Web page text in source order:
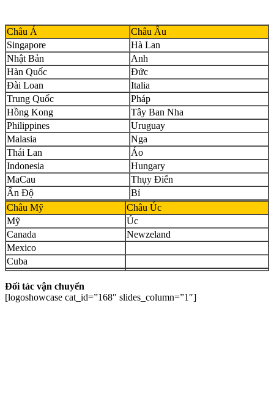
Châu Á
Châu Âu
Singapore
Hà Lan
Nhật Bản
Anh
Hàn Quốc
Đức
Đài Loan
Italia
Trung Quốc
Pháp
Hồng Kong
Tây Ban Nha
Philippines
Uruguay
Malasia
Nga
Thái Lan
Áo
Indonesia
Hungary
MaCau
Thụy Điển
Ấn Độ
Bỉ
Châu Mỹ
Châu Úc
Mỹ
Úc
Canada
Newzeland
Mexico
Cuba
Đối tác vận chuyển
[logoshowcase cat_id=”168″ slides_column=”1″]